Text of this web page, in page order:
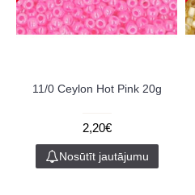
11/0 Ceylon Hot Pink 20g
2,20€
Nosūtīt jautājumu